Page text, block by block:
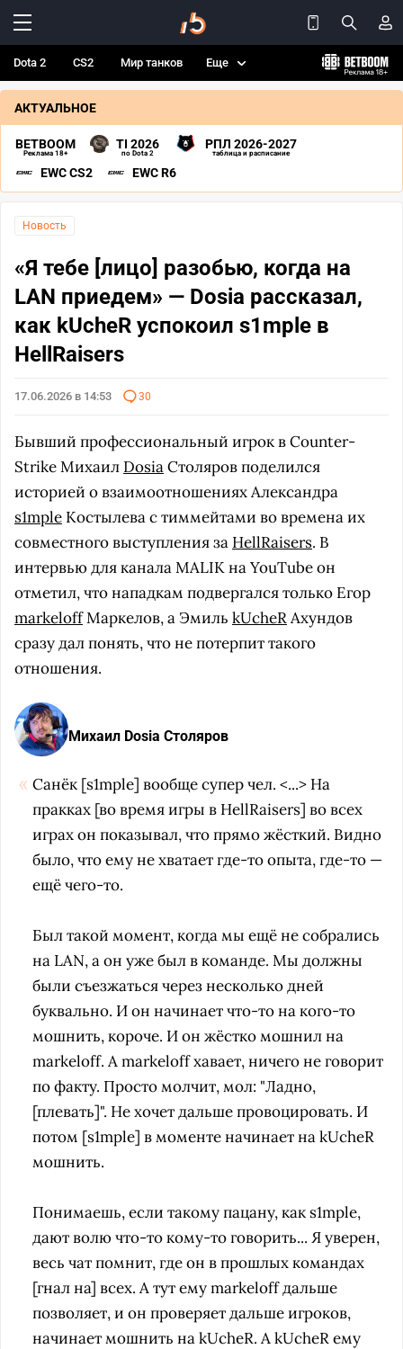
Dota 2 CS2 Мир танков Еще
АКТУАЛЬНОЕ
BETBOOM
Реклама 18+
TI 2026
по Dota 2
РПЛ 2026-2027
таблица и расписание
EWC CS2 EWC R6
Новость
«Я тебе [лицо] разобью, когда на
LAN приедем» — Dosia рассказал,
как kUcheR успокоил s1mple в
HellRaisers
17.06.2026 в 14:53 30
Бывший профессиональный игрок в Counter-
Strike Михаил DosiaСтоляров поделился
историей о взаимоотношениях Александра
s1mple Костылева с тиммейтами во времена их
совместного выступления за HellRaisers. В
интервью для канала MALIK на YouTube он
отметил, что нападкам подвергался только Егор
markeloffМаркелов, а Эмиль kUcheRАхундов
сразу дал понять, что не потерпит такого
отношения.
Михаил Dosia Столяров
Санёк [s1mple] вообще супер чел. <...> На
пракках [во время игры в HellRaisers] во всех
играх он показывал, что прямо жёсткий. Видно
было, что ему не хватает где-то опыта, где-то —
ещё чего-то.
Был такой момент, когда мы ещё не собрались
на LAN, а он уже был в команде. Мы должны
были съезжаться через несколько дней
буквально. И он начинает что-то на кого-то
мошнить, короче. И он жёстко мошнил на
markeloff. А markeloff хавает, ничего не говорит
по факту. Просто молчит, мол: "Ладно,
[плевать]". Не хочет дальше провоцировать. И
потом [s1mple] в моменте начинает на kUcheR
мошнить.
Понимаешь, если такому пацану, как s1mple,
дают волю что-то кому-то говорить... Я уверен,
весь чат помнит, где он в прошлых командах
[гнал на] всех. А тут ему markeloff дальше
позволяет, и он проверяет дальше игроков,
начинает мошнить на kUcheR. А kUcheR ему